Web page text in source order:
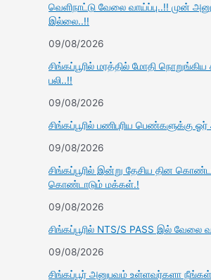
வெளிநாட்டு வேலை வாய்ப்பு..!! முன்
இல்லை..!!
09/08/2026
சிங்கப்பூரில் மரத்தில் மோதி நொறுங்கிய
பலி..!!
09/08/2026
சிங்கப்பூரில் பணிபுரிய பெண்களுக்கு ஓர்
09/08/2026
சிங்கப்பூரில் இன்று தேசிய தின
கொண்டாடும் மக்கள்.!
09/08/2026
சிங்கப்பூரில் NTS/S PASS இல் வேலை
09/08/2026
சிங்கப்பூர் அனுபவம் உள்ளவர்களா